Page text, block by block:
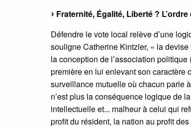
Fraternité, Égalité, Liberté ?
Défendre le vote local relève d’une
souligne Catherine Kintzler, « la
la conception de l’association
première en lui enlevant son caractère
surveillance mutuelle où chacun parle
n’est plus la conséquence logique de
intellectuelle et... malheur à celui qui
profit du résident, la nation au profit